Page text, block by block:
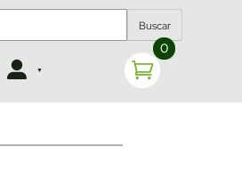
Buscar
0